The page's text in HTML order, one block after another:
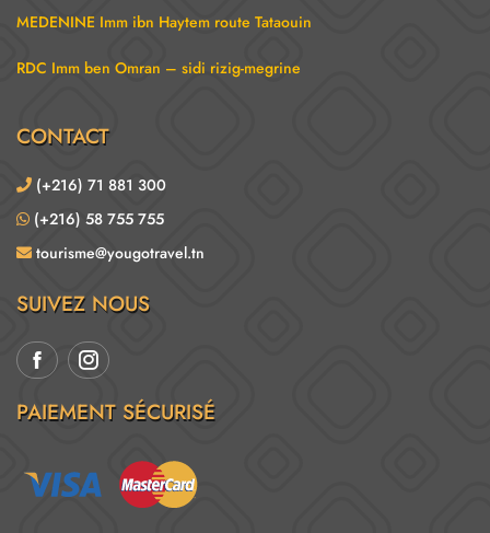
MEDENINE Imm ibn Haytem route Tataouin
RDC Imm ben Omran – sidi rizig-megrine
CONTACT
(+216) 71 881 300
(+216) 58 755 755
tourisme@yougotravel.tn
SUIVEZ NOUS
PAIEMENT SÉCURISÉ